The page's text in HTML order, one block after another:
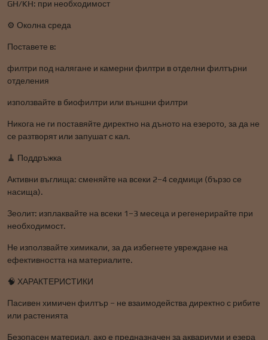
GH/KH: при необходимост
⚙️ Околна среда
Поставете в:
филтри под налягане и камерни филтри в отделни филтърни
отделения
използвайте в биофилтри или външни филтри
Никога не ги поставяйте директно на дъното на езерото, за да не
се разтворят или запушат с кал.
🧹 Поддръжка
Активни въглища: сменяйте на всеки 2–4 седмици (бързо се
насища).
Зеолит: изплаквайте на всеки 1–3 месеца и регенерирайте при
необходимост.
Не използвайте химикали, за да избегнете увреждане на
ефективността на материалите.
🧠 ХАРАКТЕРИСТИКИ
Пасивен химичен филтър – не взаимодейства директно с рибите
или растенията
Безопасен материал, ако е предназначен за аквариуми и езера